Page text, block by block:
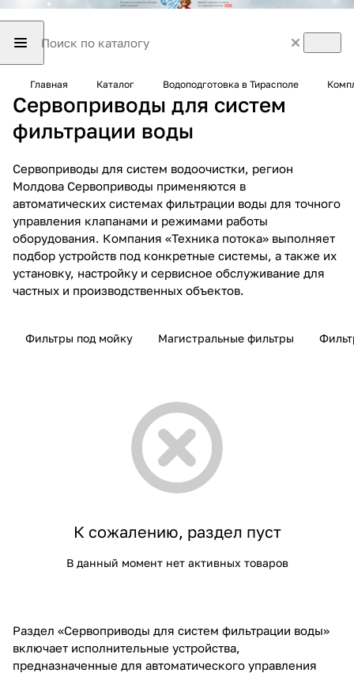
Главная Каталог Водоподготовка в Тирасполе
Сервоприводы для систем
фильтрации воды
Сервоприводы для систем водоочистки, регион
Молдова Сервоприводы применяются в
автоматических системах фильтрации воды для точного
управления клапанами и режимами работы
оборудования. Компания «Техника потока» выполняет
подбор устройств под конкретные системы, а также их
установку, настройку и сервисное обслуживание для
частных и производственных объектов.
Фильтры под мойку Магистральные фильтры
К сожалению, раздел пуст
В данный момент нет активных товаров
Раздел «Сервоприводы для систем фильтрации воды»
включает исполнительные устройства,
предназначенные для автоматического управления